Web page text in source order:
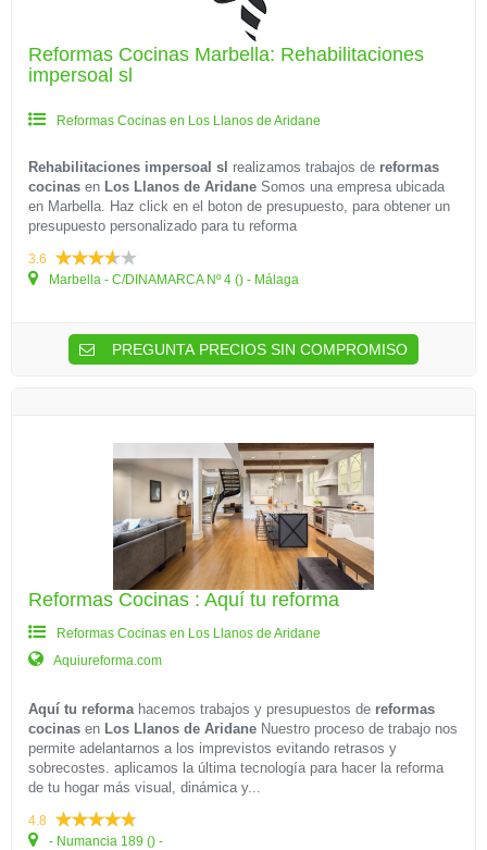
Reformas Cocinas Marbella: Rehabilitaciones
impersoal sl
Reformas Cocinas en Los Llanos de Aridane
Rehabilitaciones impersoal sl realizamos trabajos de reformas
cocinas en Los Llanos de Aridane Somos una empresa ubicada
en Marbella. Haz click en el boton de presupuesto, para obtener un
presupuesto personalizado para tu reforma
3.6
Marbella - C/DINAMARCA Nº 4 () - Málaga
PREGUNTA PRECIOS SIN COMPROMISO
Reformas Cocinas : Aquí tu reforma
Reformas Cocinas en Los Llanos de Aridane
Aquiureforma.com
Aquí tu reformahacemos trabajos y presupuestos de reformas
cocinas en Los Llanos de Aridane Nuestro proceso de trabajo nos
permite adelantarnos a los imprevistos evitando retrasos y
sobrecostes. aplicamos la última tecnología para hacer la reforma
de tu hogar más visual, dinámica y...
4.8
- Numancia 189 () -